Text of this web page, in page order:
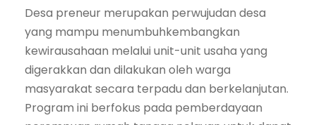
Desa preneur merupakan perwujudan desa
yang mampu menumbuhkembangkan
kewirausahaan melalui unit-unit usaha yang
digerakkan dan dilakukan oleh warga
masyarakat secara terpadu dan berkelanjutan.
Program ini berfokus pada pemberdayaan